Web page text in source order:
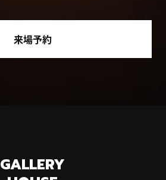
来場予約
GALLERY